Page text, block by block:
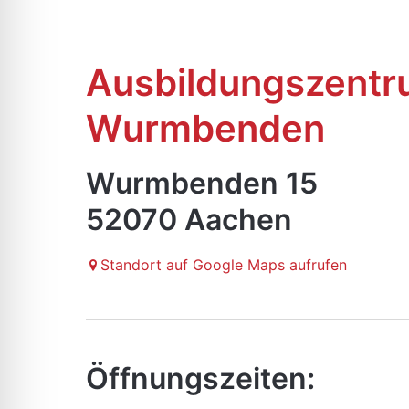
Wurmbenden
Wurmbenden 15
52070 Aachen
Standort auf Google Maps aufrufen
Öffnungszeiten: